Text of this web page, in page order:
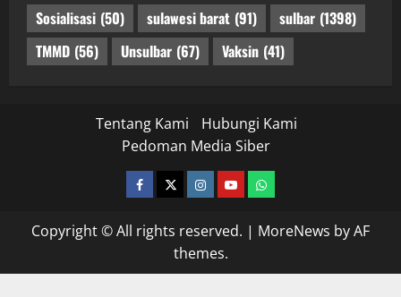
Sosialisasi (50) sulawesi barat (91) sulbar (1398)
TMMD (56) Unsulbar (67) Vaksin (41)
Tentang Kami
Hubungi Kami
Pedoman Media Siber
facebooktwitterinstagram.com
youtubewhatsapp
Copyright © All rights reserved. | MoreNews by AF
themes.